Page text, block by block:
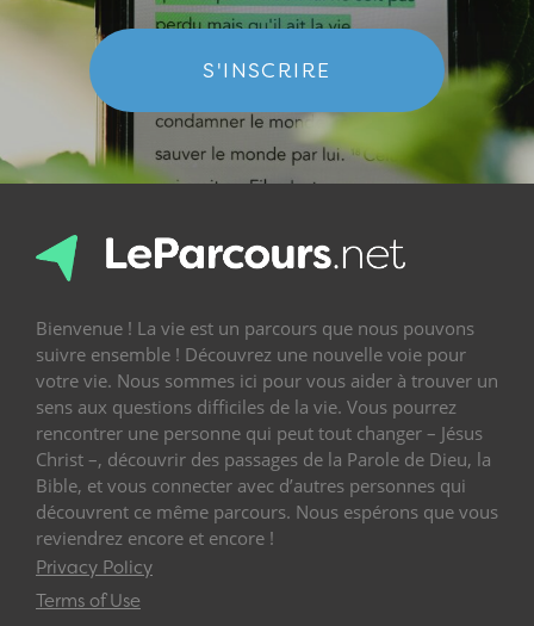
S'INSCRIRE
Bienvenue ! La vie est un parcours que nous pouvons
suivre ensemble ! Découvrez une nouvelle voie pour
votre vie. Nous sommes ici pour vous aider à trouver un
sens aux questions difficiles de la vie. Vous pourrez
rencontrer une personne qui peut tout changer – Jésus
Christ –, découvrir des passages de la Parole de Dieu, la
Bible, et vous connecter avec d’autres personnes qui
découvrent ce même parcours. Nous espérons que vous
reviendrez encore et encore !
Privacy Policy
Terms of Use